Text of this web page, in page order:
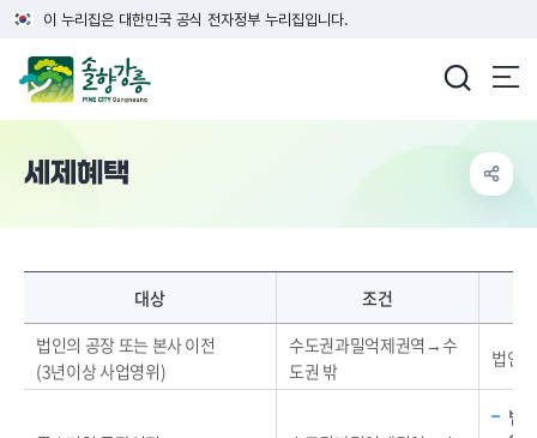
이 누리집은 대한민국 공식 전자정부 누리집입니다.
세제혜택
대상
조건
법인의 공장 또는 본사 이전
(3년이상 사업영위)
수도권과밀억제권역→수
도권 밖
법인
법